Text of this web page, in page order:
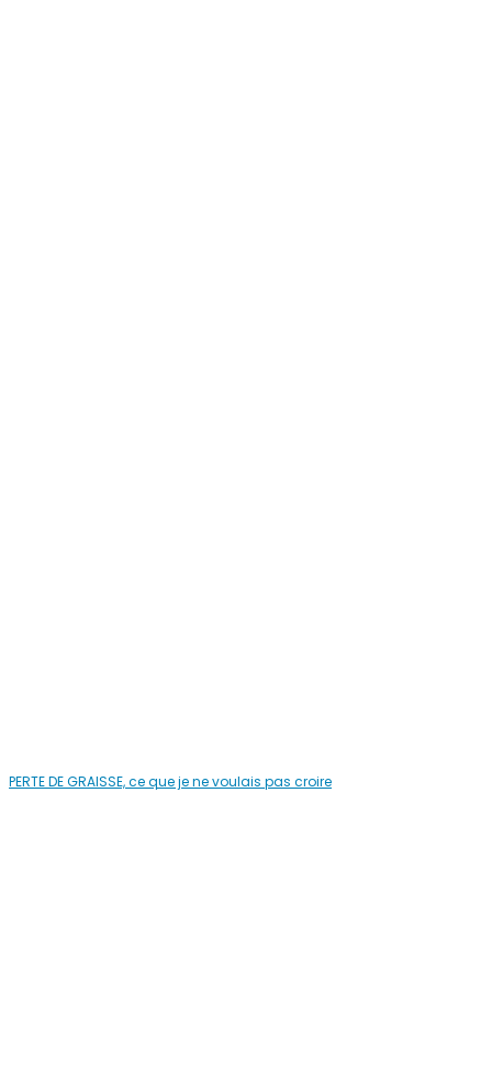
PERTE DE GRAISSE, ce que je ne voulais pas croire